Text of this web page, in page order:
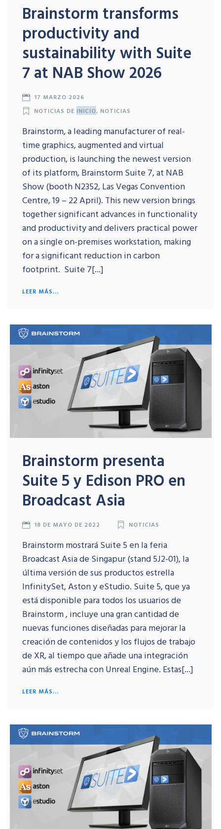
Brainstorm transforms
productivity and
sustainability with Suite
7 at NAB Show 2026
17 MARZO 2026
NOTICIAS DE INICIO, NOTICIAS
Brainstorm, a leading manufacturer of real-
time graphics, augmented and virtual
production, is launching the newest version
of its platform, Brainstorm Suite 7, at NAB
Show (booth N2352, Las Vegas Convention
Centre, 19 – 22 April). This new version brings
together significant advances in functionality
and productivity and delivers practical power
on a single on-premises workstation, making
for a significant reduction in carbon
footprint. Suite 7[...]
LEER MÁS...
Brainstorm presenta
Suite 5 y Edison PRO en
Broadcast Asia
18 DE MAYO DE 2022 NOTICIAS
Brainstorm mostrará Suite 5 en la feria
Broadcast Asia de Singapur (stand 5J2-01), la
última versión de sus productos estrella
InfinitySet, Aston y eStudio. Suite 5, que ya
está disponible para todos los usuarios de
Brainstorm , incluye una gran cantidad de
nuevas funciones diseñadas para mejorar la
creación de contenidos y los flujos de trabajo
de XR, al tiempo que añade una integración
aún más estrecha con Unreal Engine. Estas[...]
LEER MÁS...